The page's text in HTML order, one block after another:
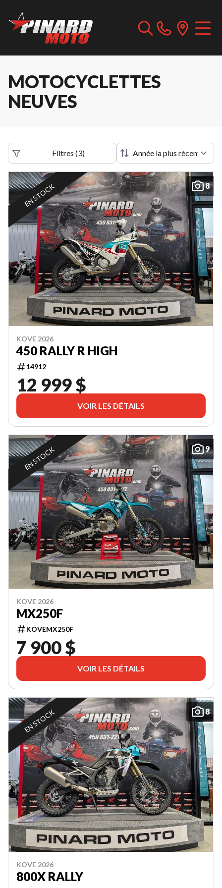
MOTOCYCLETTES
NEUVES
Filtres (3)
8
EN STOCK
KOVE 2026
450 RALLY R HIGH
14912
12 999 $
VOIR LES DÉTAILS
9
EN STOCK
KOVE 2026
MX250F
KOVEMX250F
7 900 $
VOIR LES DÉTAILS
8
EN STOCK
KOVE 2026
800X RALLY